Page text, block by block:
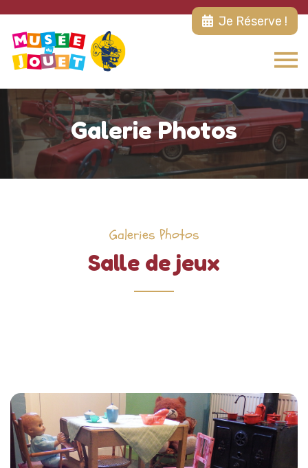
Je Réserve !
Galerie Photos
Galeries Photos
Salle de jeux